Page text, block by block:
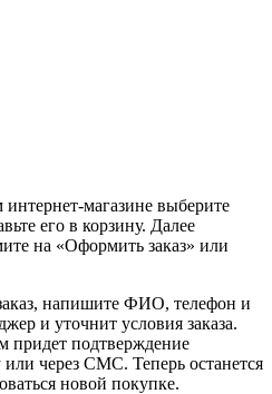
магазине выберите
его в корзину. Далее
на «Оформить заказ» или
напишите ФИО, телефон и
и уточнит условия заказа.
придет подтверждение
через СМС. Теперь останется
новой покупке.